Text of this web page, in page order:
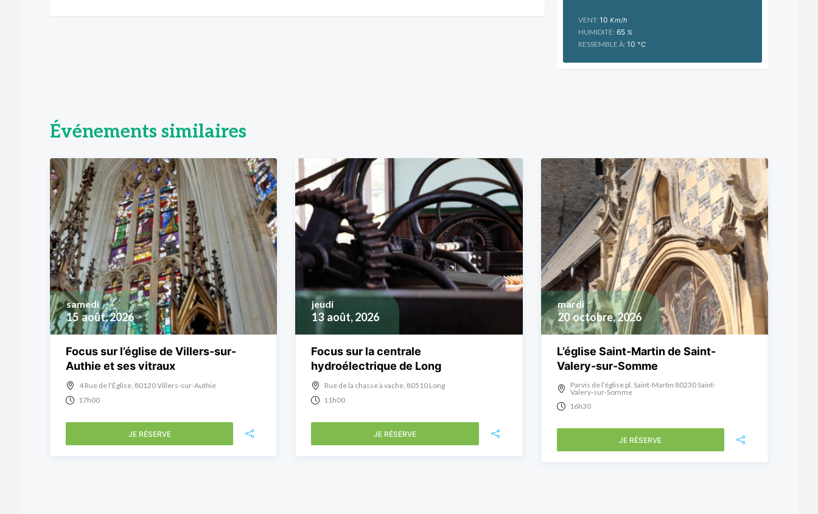
VENT: 10 Km/h
HUMIDITÉ: 65%
RESSEMBLE À: 10 °C
Événements similaires
15 août, 2026
samedi
Focus sur l’église de Villers-sur-
Authie et ses vitraux
4 Rue de l'Église, 80120 Villers-sur-Authie
17h00
JE RÉSERVE
13 août, 2026
jeudi
Focus sur la centrale
hydroélectrique de Long
Rue de la chasse à vache, 80510 Long
11h00
JE RÉSERVE
20 octobre, 2026
mardi
L’église Saint-Martin de Saint-
Valery-sur-Somme
Parvis de l’église pl. Saint-Martin 80230 Saint-
Valery-sur-Somme
16h30
JE RÉSERVE